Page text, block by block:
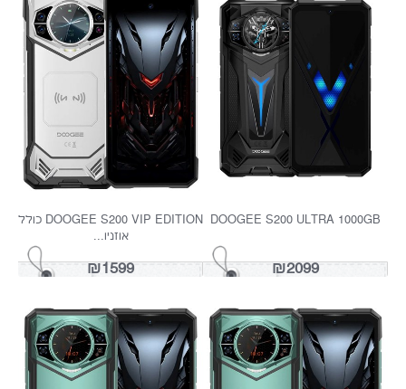
BLACKVIEW XPLORE 2
PROJECTOR
₪3499
DOOGEE S200 MAX 512GB
₪2199